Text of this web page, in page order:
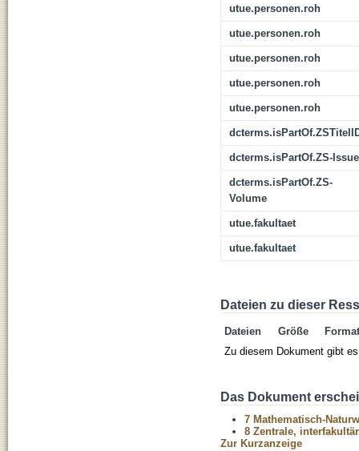
utue.personen.roh
utue.personen.roh
utue.personen.roh
utue.personen.roh
utue.personen.roh
dcterms.isPartOf.ZS-Issue
dcterms.isPartOf.ZS-
Volume
utue.fakultaet
utue.fakultaet
Dateien zu dieser
Dateien Größe
Format
Zu diesem Dokument gibt
Das Dokument
7 Mathematisch-
8 Zentrale,
Zur Kurzanzeige